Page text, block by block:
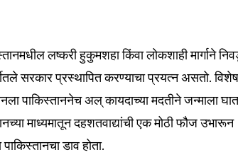
लष्करी हुकुमशहा किंवा लोकशाही मार्गाने
सरकार प्रस्थापित करण्याचा प्रयत्न असतो. विशेष
पाकिस्ताननेच अल् कायदाच्या मदतीने जन्माला
माध्यमातून दहशतवाद्यांची एक मोठी फौज उभारून
डाव होता.